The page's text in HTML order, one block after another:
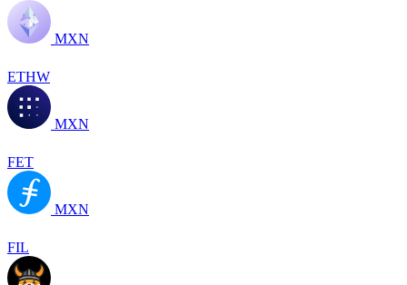
MXN
ETHW
MXN
FET
MXN
FIL